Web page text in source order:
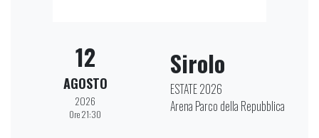
12
AGOSTO
2026
Ore 21:30
Sirolo
ESTATE 2026
Arena Parco della Repubblica